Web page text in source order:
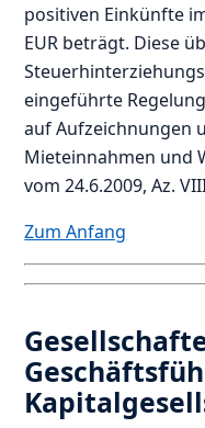
positiven Einkünfte
EUR beträgt. Diese
eingeführte
auf Aufzeichnungen
Mieteinnahmen und
vom 24.6.2009, Az.
Zum Anfang